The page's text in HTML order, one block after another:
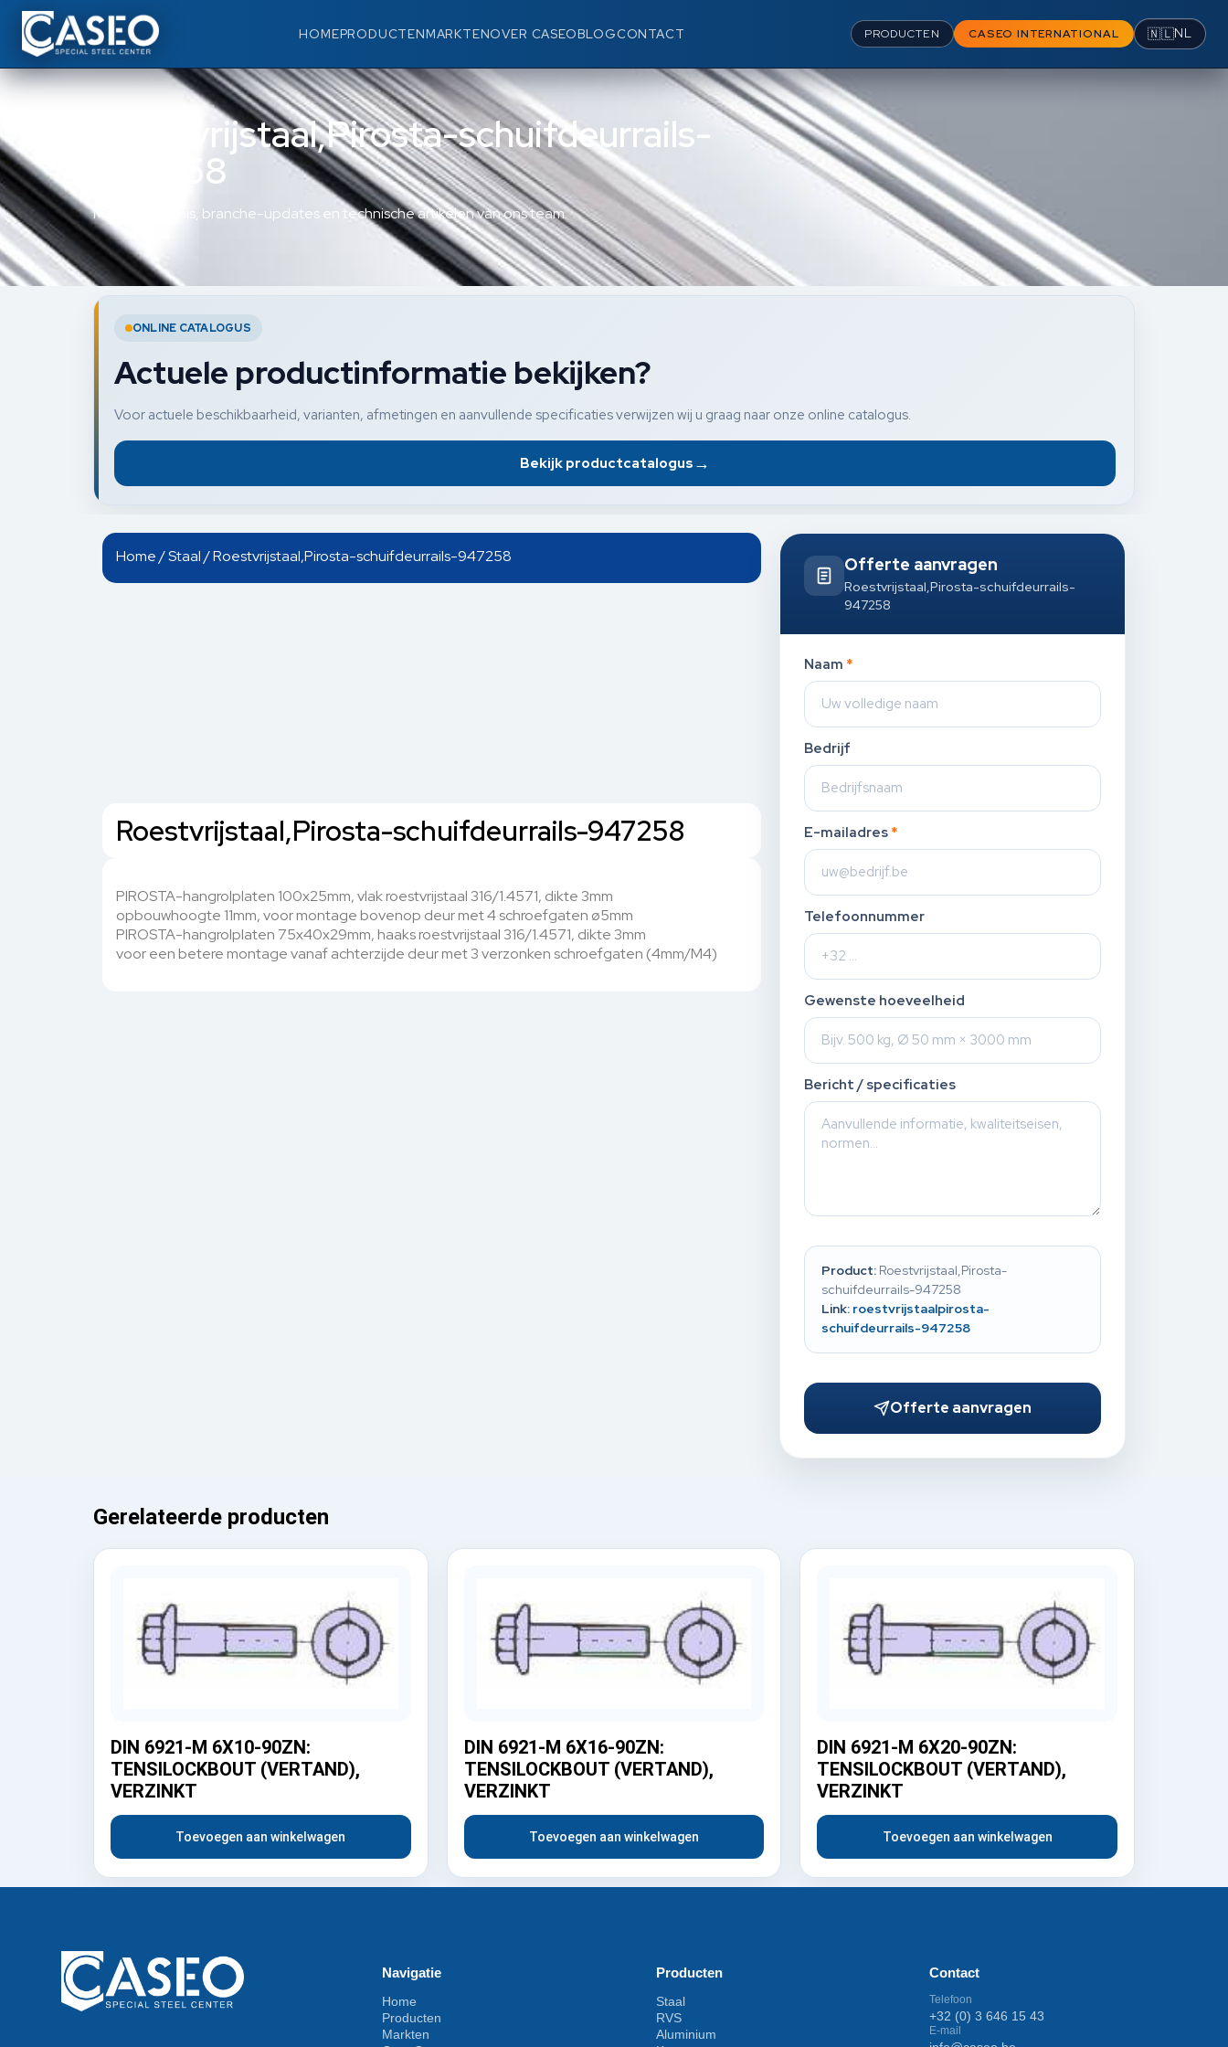
HOMEPRODUCTENMARKTENOVER CASEOBLOGCONTACT PRODUCTEN CASEO INTERNATIONAL 🇳🇱NL
Roestvrijstaal,Pirosta-schuifdeurrails-
947258
Materiaalkennis, branche-updates en technische artikelen van ons team.
ONLINE CATALOGUS
Actuele productinformatie bekijken?
Voor actuele beschikbaarheid, varianten, afmetingen en aanvullende specificaties verwijzen wij u graag naar onze online catalogus.
Bekijk productcatalogus →
Home/Staal/ Roestvrijstaal,Pirosta-schuifdeurrails-947258
Roestvrijstaal,Pirosta-schuifdeurrails-947258
PIROSTA-hangrolplaten 100x25mm, vlak roestvrijstaal 316/1.4571, dikte 3mm
opbouwhoogte 11mm, voor montage bovenop deur met 4 schroefgaten ø5mm
PIROSTA-hangrolplaten 75x40x29mm, haaks roestvrijstaal 316/1.4571, dikte 3mm
voor een betere montage vanaf achterzijde deur met 3 verzonken schroefgaten (4mm/M4)
Offerte aanvragen
Roestvrijstaal,Pirosta-schuifdeurrails-
947258
Naam *
Bedrijf
E-mailadres *
Telefoonnummer
Gewenste hoeveelheid
Bericht / specificaties
Product: Roestvrijstaal,Pirosta-
schuifdeurrails-947258
Link: roestvrijstaalpirosta-
schuifdeurrails-947258
Offerte aanvragen
Gerelateerde producten
DIN 6921-M 6X10-90ZN:
TENSILOCKBOUT (VERTAND),
VERZINKT
Toevoegen aan winkelwagen
DIN 6921-M 6X16-90ZN:
TENSILOCKBOUT (VERTAND),
VERZINKT
Toevoegen aan winkelwagen
DIN 6921-M 6X20-90ZN:
TENSILOCKBOUT (VERTAND),
VERZINKT
Toevoegen aan winkelwagen
Navigatie
Home
Producten
Markten
Producten
Staal
RVS
Aluminium
Contact
Telefoon
+32 (0) 3 646 15 43
E-mail